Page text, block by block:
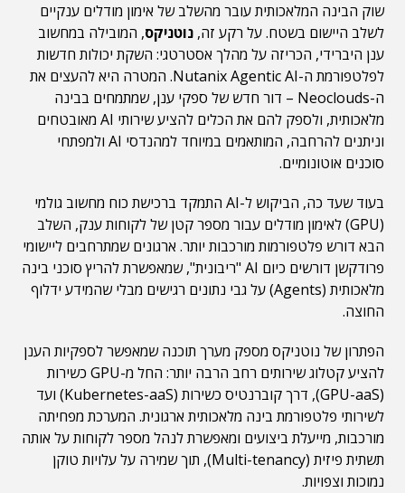
שוק הבינה המלאכותית עובר מהשלב של אימון מודלים ענקיים
לשלב היישום בשטח. על רקע זה, נוטניקס, המובילה במחשוב
ענן היברידי, הכריזה על מהלך אסטרטגי: השקת יכולות חדשות
לפלטפורמת ה-Nutanix Agentic AI. המטרה היא להעצים את
ה-Neoclouds – דור חדש של ספקי ענן, שמתמחים בבינה
מלאכותית, ולספק להם את הכלים להציע שירותי AI מאובטחים
וניתנים להרחבה, המותאמים במיוחד למהנדסי AI ולמפתחי
סוכנים אוטונומיים.
בעוד שעד כה, הביקוש ל-AI התמקד ברכישת כוח מחשוב גולמי
(GPU) לאימון מודלים עבור מספר קטן של לקוחות ענק, השלב
הבא דורש פלטפורמות מורכבות יותר. ארגונים שמתרחבים ליישומי
פרודקשן דורשים כיום AI "ריבונית", שמאפשרת להריץ סוכני בינה
מלאכותית (Agents) על גבי נתונים רגישים מבלי שהמידע ידלוף
החוצה.
הפתרון של נוטניקס מספק מערך תוכנה שמאפשר לספקיות הענן
להציע קטלוג שירותים רחב הרבה יותר: החל מ-GPU כשירות
(GPU-aaS), דרך קוברנטיס כשירות (Kubernetes-aaS) ועד
לשירותי פלטפורמת בינה מלאכותית ארגונית. המערכת מפחיתה
מורכבות, מייעלת ביצועים ומאפשרת לנהל מספר לקוחות על אותה
תשתית פיזית (Multi-tenancy), תוך שמירה על עלויות טוקן
נמוכות וצפויות.